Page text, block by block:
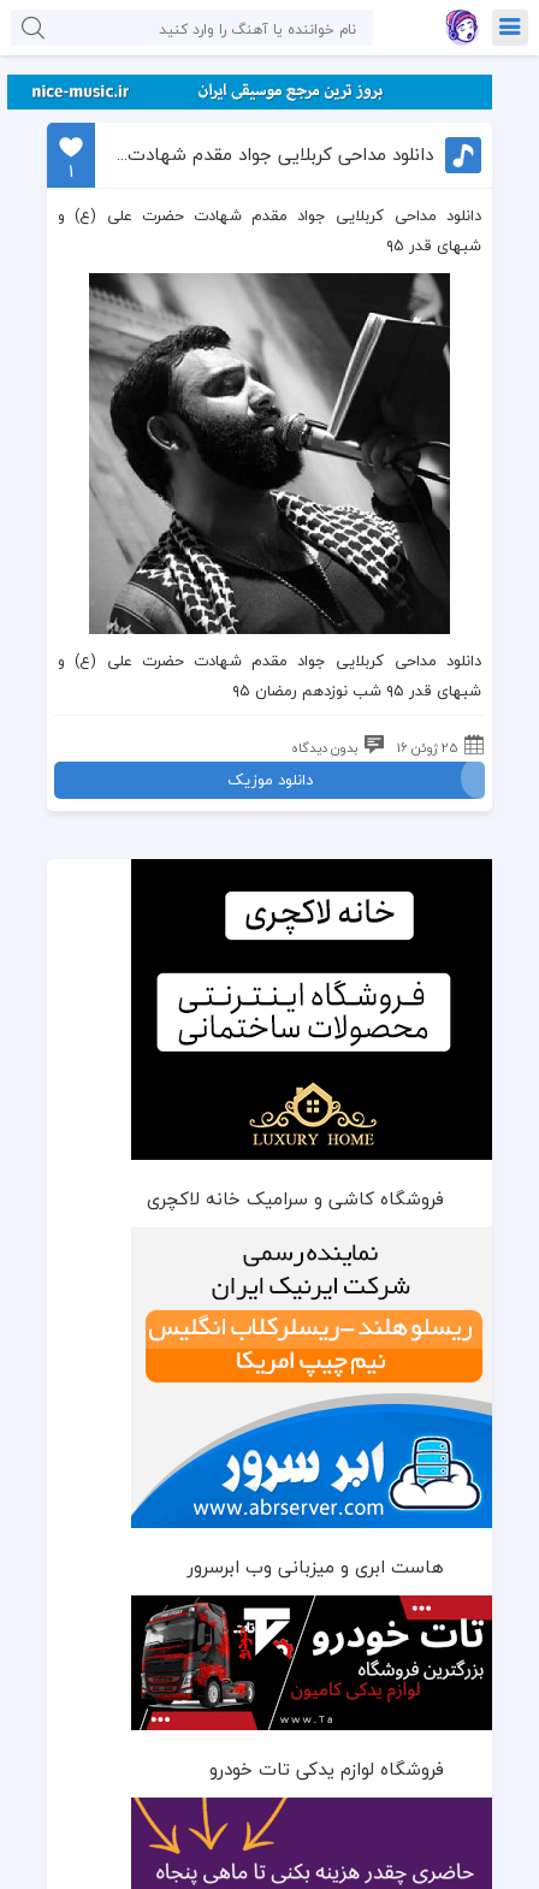
دانلود مداحی کربلایی جواد مقدم شهادت حضرت علی (ع) و شبهای قدر ۹۵
1
دانلود مداحی کربلایی جواد مقدم شهادت حضرت علی (ع) و
شبهای قدر ۹۵
دانلود مداحی کربلایی جواد مقدم شهادت حضرت علی (ع) و
شبهای قدر ۹۵
شب نوزدهم رمضان ۹۵
25 ژوئن 16 بدون دیدگاه
دانلود موزیک
فروشگاه کاشی و سرامیک خانه لاکچری
هاست ابری و میزبانی وب ابرسرور
فروشگاه لوازم یدکی تات خودرو